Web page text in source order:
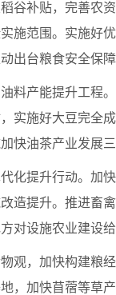
谷补贴，完善农
施范围。实施好
出台粮食安全保障
料产能提升工
实施好大豆完全
快油茶产业发展
化提升行动。加
造提升。推进畜
对设施农业建设给
观，加快构建
，加快苜蓿等草